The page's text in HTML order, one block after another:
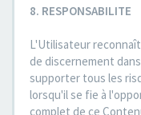
8. RESPONSABILITE
L'Utilisateur
de discernement
supporter tous les
lorsqu'il se fie à
complet de ce